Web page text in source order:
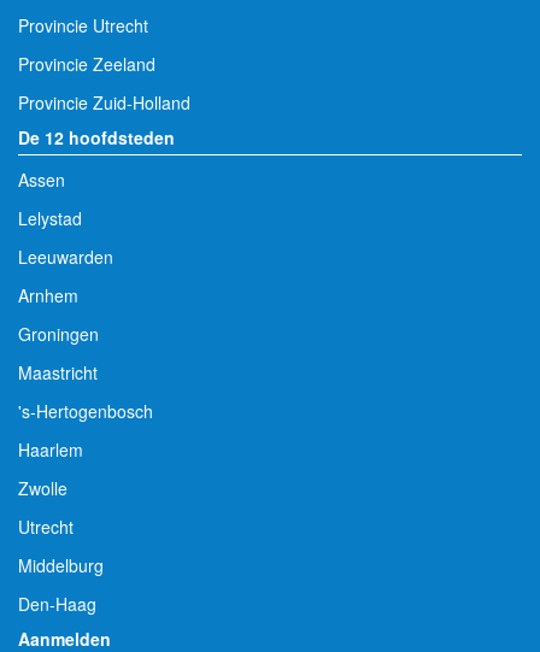
Provincie Utrecht
Provincie Zeeland
Provincie Zuid-Holland
De 12 hoofdsteden
Assen
Lelystad
Leeuwarden
Arnhem
Groningen
Maastricht
's-Hertogenbosch
Haarlem
Zwolle
Utrecht
Middelburg
Den-Haag
Aanmelden